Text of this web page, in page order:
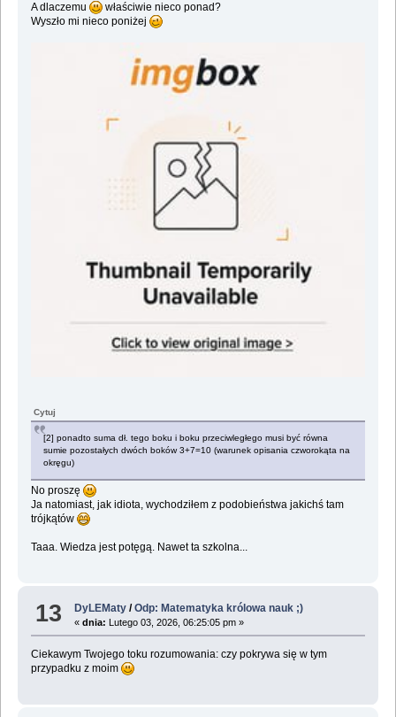
A dlaczemu
właściwie nieco ponad?
Wyszło mi nieco poniżej
Cytuj
[2] ponadto suma dł. tego boku i boku przeciwległego musi być równa
sumie pozostałych dwóch boków 3+7=10 (warunek opisania czworokąta na
okręgu)
No proszę
Ja natomiast, jak idiota, wychodziłem z podobieństwa jakichś tam
trójkątów
Taaa. Wiedza jest potęgą. Nawet ta szkolna...
13 DyLEMaty /Odp: Matematyka królowa nauk ;)
«dnia: Lutego 03, 2026, 06:25:05 pm »
Ciekawym Twojego toku rozumowania: czy pokrywa się w tym
przypadku z moim